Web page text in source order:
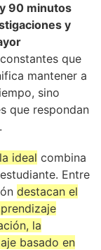
90 minutos
y
que
mantener a
sino
que respondan
ideal combina
Entre
destacan el
la
basado en